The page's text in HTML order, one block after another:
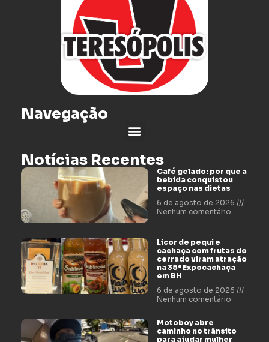
Navegação
Notícias Recentes
Café gelado: por que a
bebida conquistou
espaço nas dietas
6 de agosto de 2026
Nenhum comentário
Licor de pequi e
cachaça com frutas do
cerrado viram atração
na 35ª Expocachaça
em BH
6 de agosto de 2026
Nenhum comentário
Motoboy abre
caminho no trânsito
para ajudar mulher